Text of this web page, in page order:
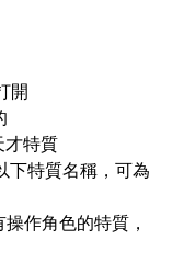
開
才特質
下特質名稱，可為
作角色的特質，